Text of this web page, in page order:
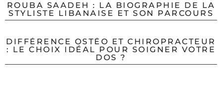
ROUBA SAADEH : LA BIOGRAPHIE DE LA
STYLISTE LIBANAISE ET SON PARCOURS
DIFFÉRENCE OSTÉO ET CHIROPRACTEUR
: LE CHOIX IDÉAL POUR SOIGNER VOTRE
DOS ?